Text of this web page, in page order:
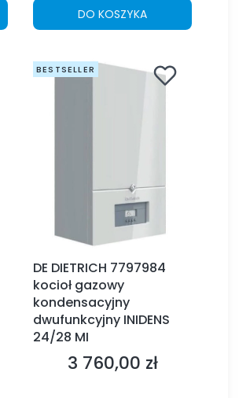
DO KOSZYKA
BESTSELLER
DE DIETRICH 7797984
kocioł gazowy
kondensacyjny
dwufunkcyjny INIDENS
24/28 MI
Cena
3 760,00 zł